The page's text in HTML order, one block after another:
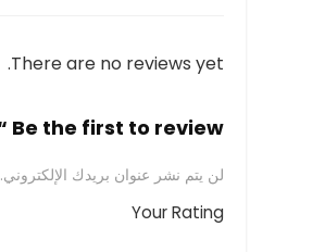
There are no reviews yet.
Be the first to review “الفا بلص كريم تركيبة متطورة لتفتيح البشرة 30 مل”
لن يتم نشر عنوان بريدك الإلكتروني.
Your Rating